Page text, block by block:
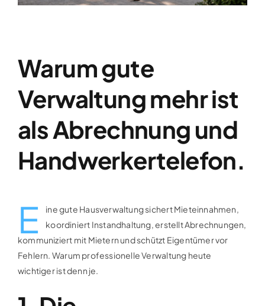
Warum gute
Verwaltung mehr ist
als Abrechnung und
Handwerkertelefon.
E
ine gute Hausverwaltung sichert Mieteinnahmen,
koordiniert Instandhaltung, erstellt Abrechnungen,
kommuniziert mit Mietern und schützt Eigentümer vor
Fehlern. Warum professionelle Verwaltung heute
wichtiger ist denn je.